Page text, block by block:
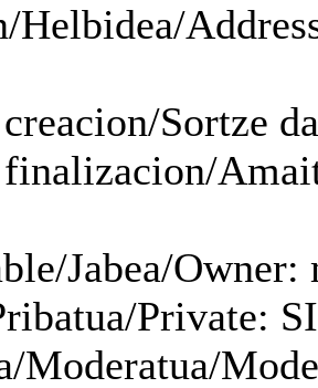
Helbidea/
Sortze
finalizacion/
Jabea/Owner:
Private:
Moderatua/